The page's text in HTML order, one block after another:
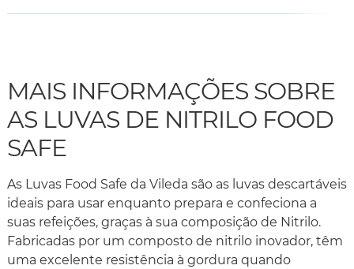
MAIS INFORMAÇÕES SOBRE
AS LUVAS DE NITRILO FOOD
SAFE
As Luvas Food Safe da Vileda são as luvas descartáveis
ideais para usar enquanto prepara e confeciona a
suas refeições, graças à sua composição de Nitrilo.
Fabricadas por um composto de nitrilo inovador, têm
uma excelente resistência à gordura quando